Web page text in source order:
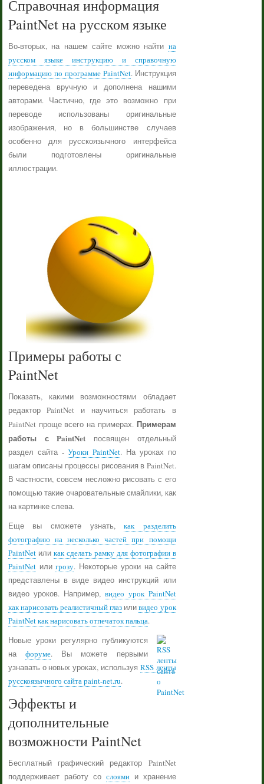
Справочная информация
PaintNet на русском языке
Во-вторых, на нашем сайте можно найти на
русском языке инструкцию и справочную
информацию по программе PaintNet. Инструкция
переведена вручную и дополнена нашими
авторами. Частично, где это возможно при
переводе использованы оригинальные
изображения, но в большинстве случаев
особенно для русскоязычного интерфейса
были подготовлены оригинальные
иллюстрации.
Примеры работы с
PaintNet
Показать, какими возможностями обладает
редактор PaintNet и научиться работать в
PaintNet проще всего на примерах. Примерам
работы с PaintNet посвящен отдельный
раздел сайта -Уроки PaintNet. На уроках по
шагам описаны процессы рисования в PaintNet.
В частности, совсем несложно рисовать с его
помощью такие очаровательные смайлики, как
на картинке слева.
Еще вы сможете узнать,как разделить
фотографию на несколько частей при помощи
PaintNetили как сделать рамку для фотографии в
PaintNetилигрозу. Некоторые уроки на сайте
представлены в виде видео инструкций или
видео уроков. Например, видео урок PaintNet
как нарисовать реалистичный глаз иливидео урок
PaintNet как нарисовать отпечаток пальца.
Новые уроки регулярно публикуются
нафоруме. Вы можете первыми
узнавать о новых уроках, используя RSS ленты
русскоязычного сайта paint-net.ru.
Эффекты и
дополнительные
возможности PaintNet
Бесплатный графический редактор PaintNet
поддерживает работу со слоямии хранение